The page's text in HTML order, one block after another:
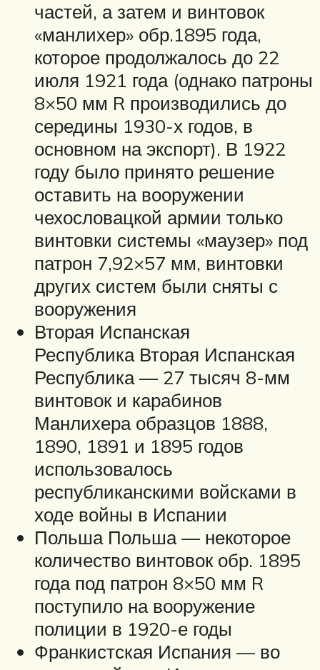
частей, а затем и винтовок
«манлихер» обр.1895 года,
которое продолжалось до 22
июля 1921 года (однако патроны
8×50 мм R производились до
середины 1930-х годов, в
основном на экспорт). В 1922
году было принято решение
оставить на вооружении
чехословацкой армии только
винтовки системы «маузер» под
патрон 7,92×57 мм, винтовки
других систем были сняты с
вооружения
Вторая Испанская
Республика Вторая Испанская
Республика — 27 тысяч 8-мм
винтовок и карабинов
Манлихера образцов 1888,
1890, 1891 и 1895 годов
использовалось
республиканскими войсками в
ходе войны в Испании
Польша Польша — некоторое
количество винтовок обр. 1895
года под патрон 8×50 мм R
поступило на вооружение
полиции в 1920-е годы
Франкистская Испания — во